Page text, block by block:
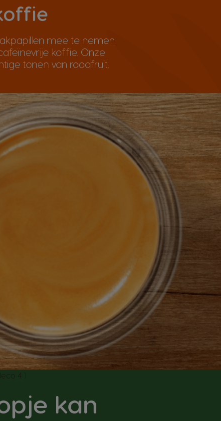
mee te nemen
koffie. Onze
tonen van roodfruit.
kan